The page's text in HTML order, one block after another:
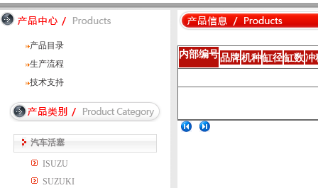
产品目录
生产流程
技术支持
汽车活塞
ISUZU
SUZUKI
内部编号品牌机种缸径缸数冲